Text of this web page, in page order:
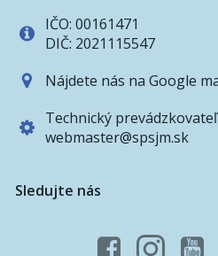
IČO: 00161471
DIČ: 2021115547
Nájdete nás na Google
Technický
webmaster@spsjm.sk
Sledujte nás